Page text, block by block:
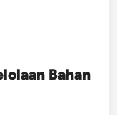
Bahan